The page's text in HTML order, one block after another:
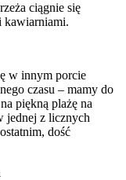
ciągnie się
kawiarniami.
w innym porcie
czasu – mamy do
piękną plażę na
jednej z licznych
dość